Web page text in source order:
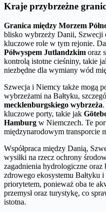
Kraje przybrzeżne
Granica między Morzem
blisko wybrzeży Danii, Szwecji
kluczowe role w tym rejonie.
Półwyspem Jutlandzkim oraz
kontrolą istotne cieśniny, takie
niezbędne dla wymiany wód
Szwecja i Niemcy także mogą
wybrzeżami na Bałtyku,
mecklenburgskiego wybrzeża
kluczowe porty, takie jak
Hamburg w Niemczech. Te
międzynarodowym transporcie
Współpraca między Danią,
wysiłki na rzecz ochrony
zagadnienia hydrologiczne
zdrowego ekosystemu Bałtyku
priorytetem, ponieważ oba te
przemysł oraz turystykę, co
istotna.